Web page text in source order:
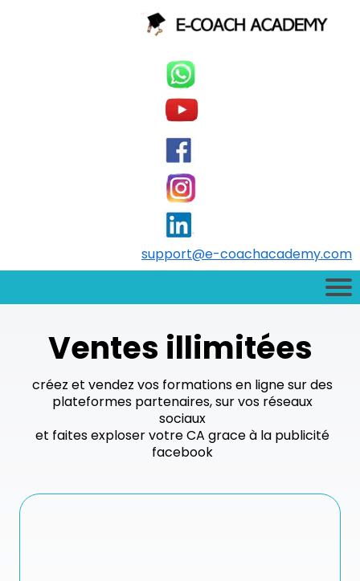
support@e-coachacademy.com
Ventes illimitées
créez et vendez vos formations en ligne sur des
plateformes partenaires, sur vos réseaux
sociaux
et faites exploser votre CA grace à la publicité
facebook